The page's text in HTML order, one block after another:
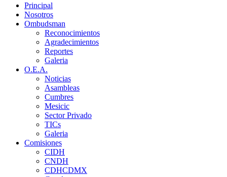
Principal
Nosotros
Ombudsman
Reconocimientos
Agradecimientos
Reportes
Galeria
O.E.A.
Noticias
Asambleas
Cumbres
Mesicic
Sector Privado
TICs
Galeria
Comisiones
CIDH
CNDH
CDHCDMX